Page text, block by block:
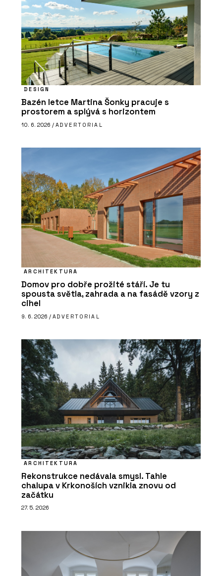
DESIGN
Bazén letce Martina Šonky pracuje s
prostorem a splývá s horizontem
10. 6. 2026 / ADVERTORIAL
ARCHITEKTURA
Domov pro dobře prožité stáří. Je tu
spousta světla, zahrada a na fasádě vzory z
cihel
9. 6. 2026 / ADVERTORIAL
ARCHITEKTURA
Rekonstrukce nedávala smysl. Tahle
chalupa v Krkonoších vznikla znovu od
začátku
27. 5. 2026